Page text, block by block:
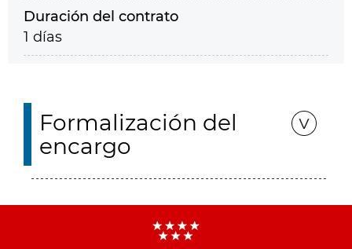
Duración del contrato
1 días
Formalización del
encargo